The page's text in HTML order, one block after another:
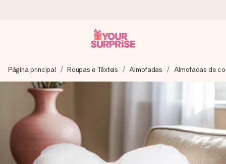
Preparamos o teu presente com toda a atenção e
enviamos num instante - para que possas oferece-lo na
hora certa, quando mais importa.
4,7 (com base em +15.000 avaliações)
Os nossos presentes inspiram. Os clientes avaliam-nos
com 4,7 no Google Reviews.
Página principal Roupas e Têxteis Almofadas Almofadas de